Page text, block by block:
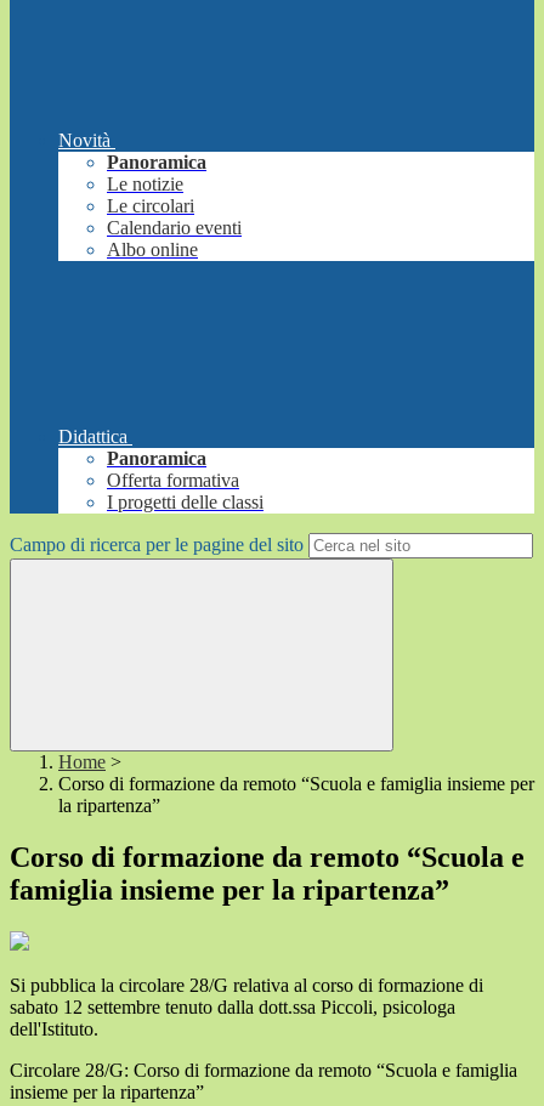
Novità
Panoramica
Le notizie
Le circolari
Calendario eventi
Albo online
Didattica
Panoramica
Offerta formativa
I progetti delle classi
Campo di ricerca per le pagine del sito
Home >
Corso di formazione da remoto “Scuola e famiglia insieme per
la ripartenza”
Corso di formazione da remoto “Scuola e
famiglia insieme per la ripartenza”
Si pubblica la circolare 28/G relativa al corso di formazione di
sabato 12 settembre tenuto dalla dott.ssa Piccoli, psicologa
dell'Istituto.
Circolare 28/G: Corso di formazione da remoto “Scuola e famiglia
insieme per la ripartenza”